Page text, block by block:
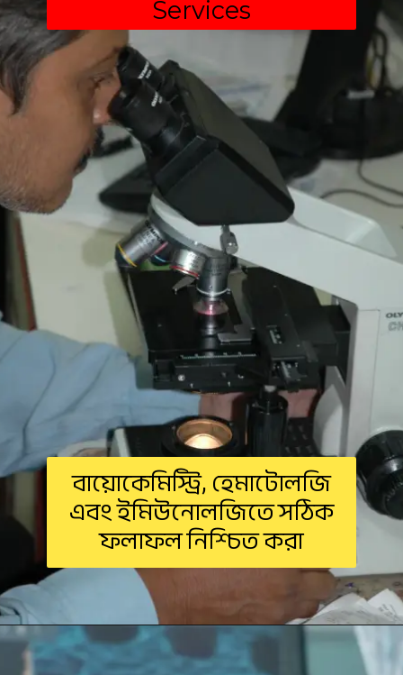
Services
বায়োকেমিস্ট্রি, হেমাটোলজি
এবং ইমিউনোলজিতে সঠিক
ফলাফল নিশ্চিত করা